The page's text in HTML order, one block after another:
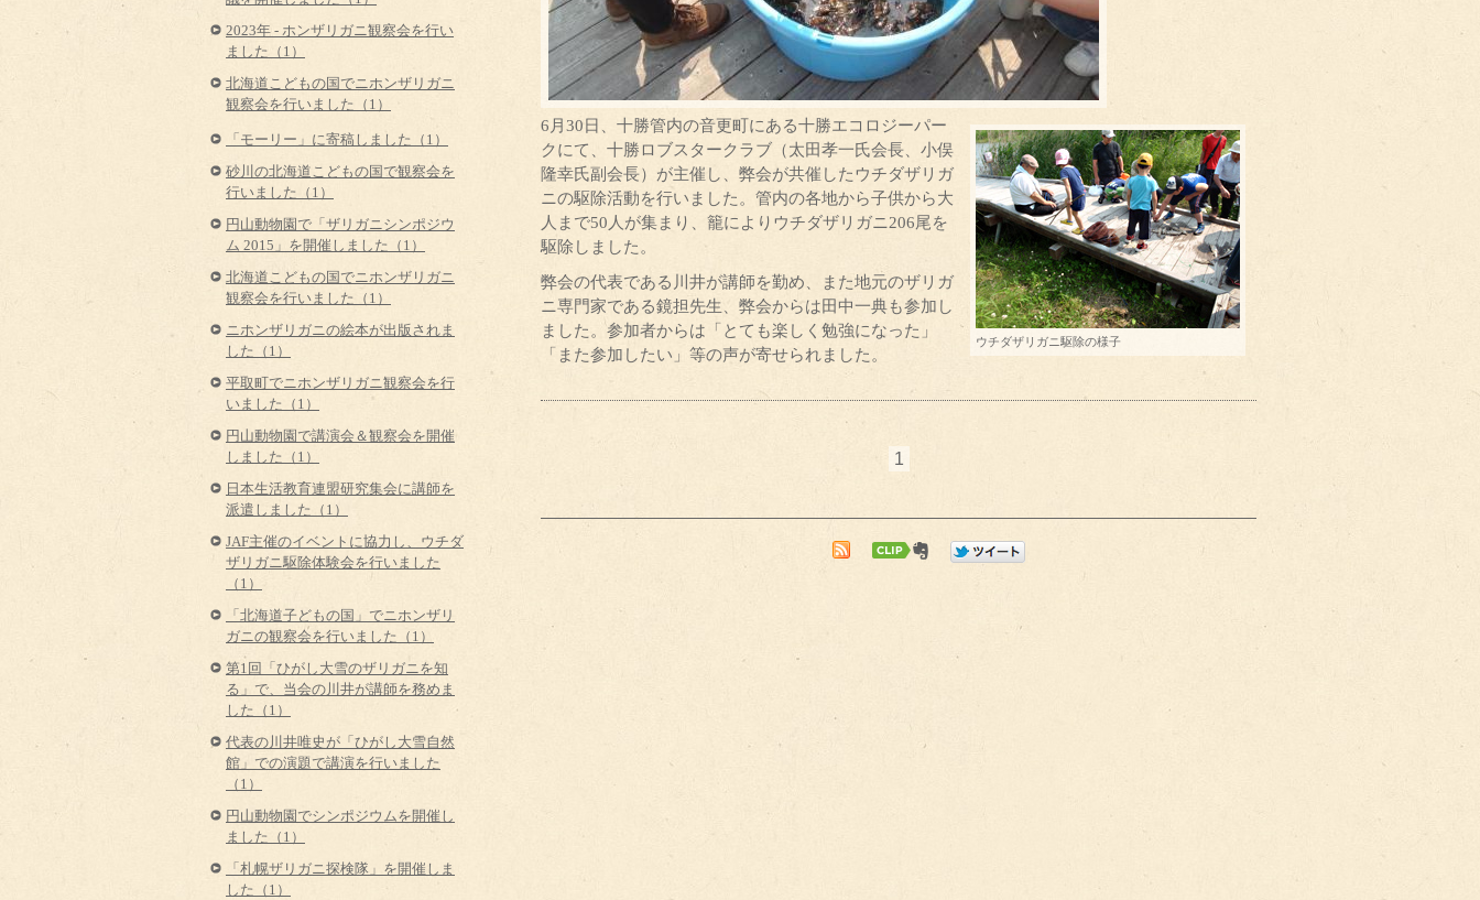
ウチダザリガニ駆除の様子
6月30日、十勝管内の音更町にある十勝エコロジーパー
クにて、十勝ロブスタークラブ（太田孝一氏会長、小俣
隆幸氏副会長）が主催し、弊会が共催したウチダザリガ
ニの駆除活動を行いました。管内の各地から子供から大
人まで50人が集まり、籠によりウチダザリガニ206尾を
駆除しました。
弊会の代表である川井が講師を勤め、また地元のザリガ
ニ専門家である鏡担先生、弊会からは田中一典も参加し
ました。参加者からは「とても楽しく勉強になった」
「また参加したい」等の声が寄せられました。
1
2023年 - ホンザリガニ観察会を行い
ました（1）
北海道こどもの国でニホンザリガニ
観察会を行いました（1）
「モーリー」に寄稿しました（1）
砂川の北海道こどもの国で観察会を
行いました（1）
円山動物園で「ザリガニシンポジウ
ム 2015」を開催しました（1）
北海道こどもの国でニホンザリガニ
観察会を行いました（1）
ニホンザリガニの絵本が出版されま
した（1）
平取町でニホンザリガニ観察会を行
いました（1）
円山動物園で講演会＆観察会を開催
しました（1）
日本生活教育連盟研究集会に講師を
派遣しました（1）
JAF主催のイベントに協力し、ウチダ
ザリガニ駆除体験会を行いました
（1）
「北海道子どもの国」でニホンザリ
ガニの観察会を行いました（1）
第1回「ひがし大雪のザリガニを知
る」で、当会の川井が講師を務めま
した（1）
代表の川井唯史が「ひがし大雪自然
館」での演題で講演を行いました
（1）
円山動物園でシンポジウムを開催し
ました（1）
「札幌ザリガニ探検隊」を開催しま
した（1）